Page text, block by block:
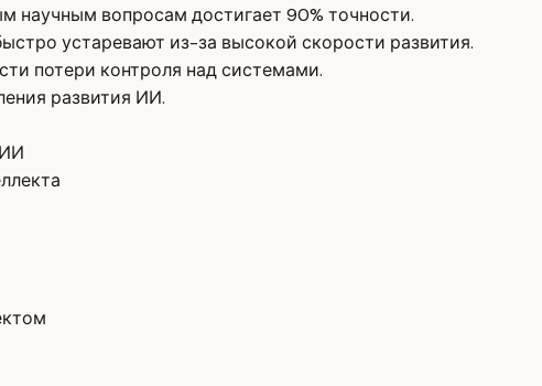
научным вопросам достигает 90% точности.
устаревают из-за высокой скорости развития.
потери контроля над системами.
развития ИИ.